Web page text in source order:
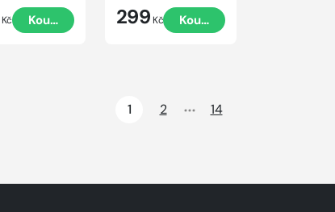
Kč Koupit 299 Kč Koupit
1 2 14